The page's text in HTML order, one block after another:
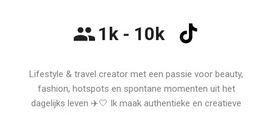
1k - 10k
Lifestyle & travel creator met een passie voor beauty,
fashion, hotspots en spontane momenten uit het
dagelijks leven ✈️🤍 Ik maak authentieke en creatieve